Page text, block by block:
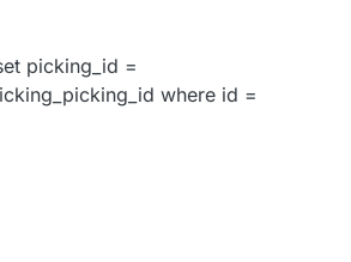
picking_id =
where id =